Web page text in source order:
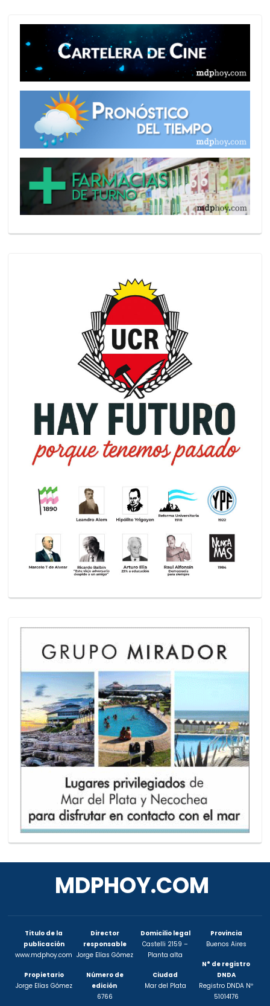
MDPHOY.COM
Titulo de la
publicación
www.mdphoy.com
Propietario
Jorge Elías Gómez
Director
responsable
Jorge Elías Gómez
Número de
edición
6766
Domicilio legal
Castelli 2159 –
Planta alta
Ciudad
Mar del Plata
Provincia
Buenos Aires
N° de registro
DNDA
Registro DNDA Nº
51014176